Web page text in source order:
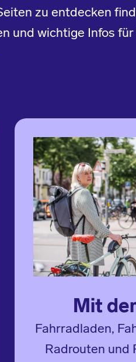
zu entdecken
und wichtige Infos für
Mit
Fahrradladen,
Radrouten und